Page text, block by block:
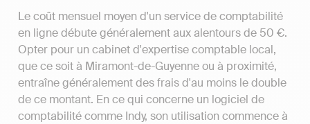
Le coût mensuel moyen d'un service de comptabilité
en ligne débute généralement aux alentours de 50 €.
Opter pour un cabinet d'expertise comptable local,
que ce soit à Miramont-de-Guyenne ou à proximité,
entraîne généralement des frais d'au moins le double
de ce montant. En ce qui concerne un logiciel de
comptabilité comme Indy, son utilisation commence à